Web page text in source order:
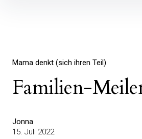
Mama denkt (sich ihren Teil)
Familien-
Jonna
15. Juli 2022